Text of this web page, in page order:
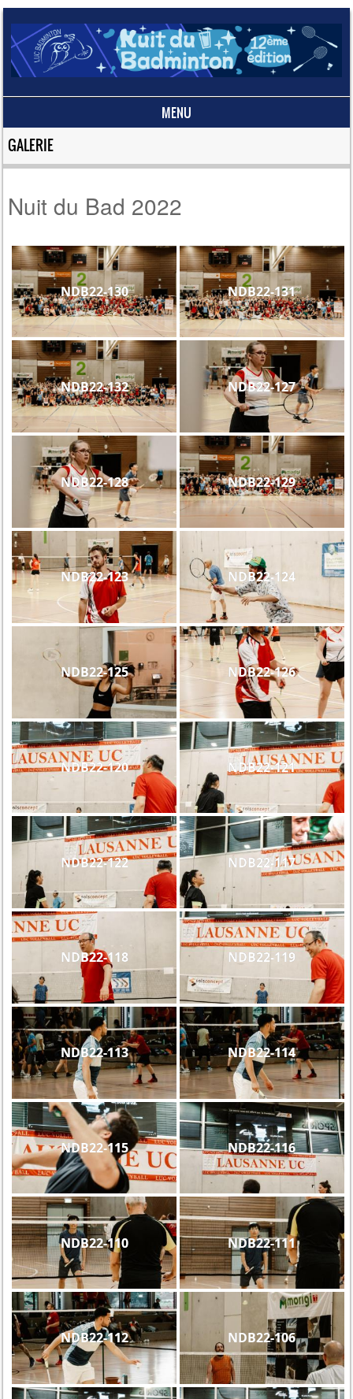
MENU
Skip to content
GALERIE
Nuit du Bad 2022
NDB22-130 NDB22-131
NDB22-132 NDB22-127
NDB22-128 NDB22-129
NDB22-123 NDB22-124
NDB22-125 NDB22-126
NDB22-120 NDB22-121
NDB22-122 NDB22-117
NDB22-118 NDB22-119
NDB22-113 NDB22-114
NDB22-115 NDB22-116
NDB22-110 NDB22-111
NDB22-112 NDB22-106